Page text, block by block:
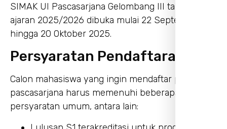
SIMAK UI Pascasarjana Gelombang III tahun
ajaran 2025/2026 dibuka mulai 22 September
hingga 20 Oktober 2025.
Persyaratan Pendaftaran
Calon mahasiswa yang ingin mendaftar program
pascasarjana harus memenuhi beberapa
persyaratan umum, antara lain: